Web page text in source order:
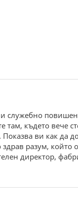
служебно
където вече
ви как да
разум, който
директор,